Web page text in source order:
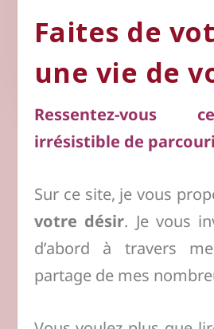
Faites de
une vie de
Ressentez-vous
irrésistible de
Sur ce site, je vous
votre désir. Je vous
d’abord à travers
partage de mes